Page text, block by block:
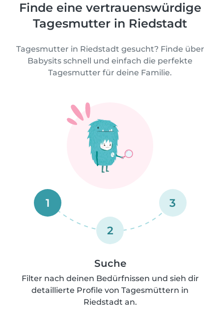
Finde eine vertrauenswürdige
Tagesmutter in Riedstadt
Tagesmutter in Riedstadt gesucht? Finde über
Babysits schnell und einfach die perfekte
Tagesmutter für deine Familie.
1
2
3
Suche
Filter nach deinen Bedürfnissen und sieh dir
detaillierte Profile von Tagesmüttern in
Riedstadt an.